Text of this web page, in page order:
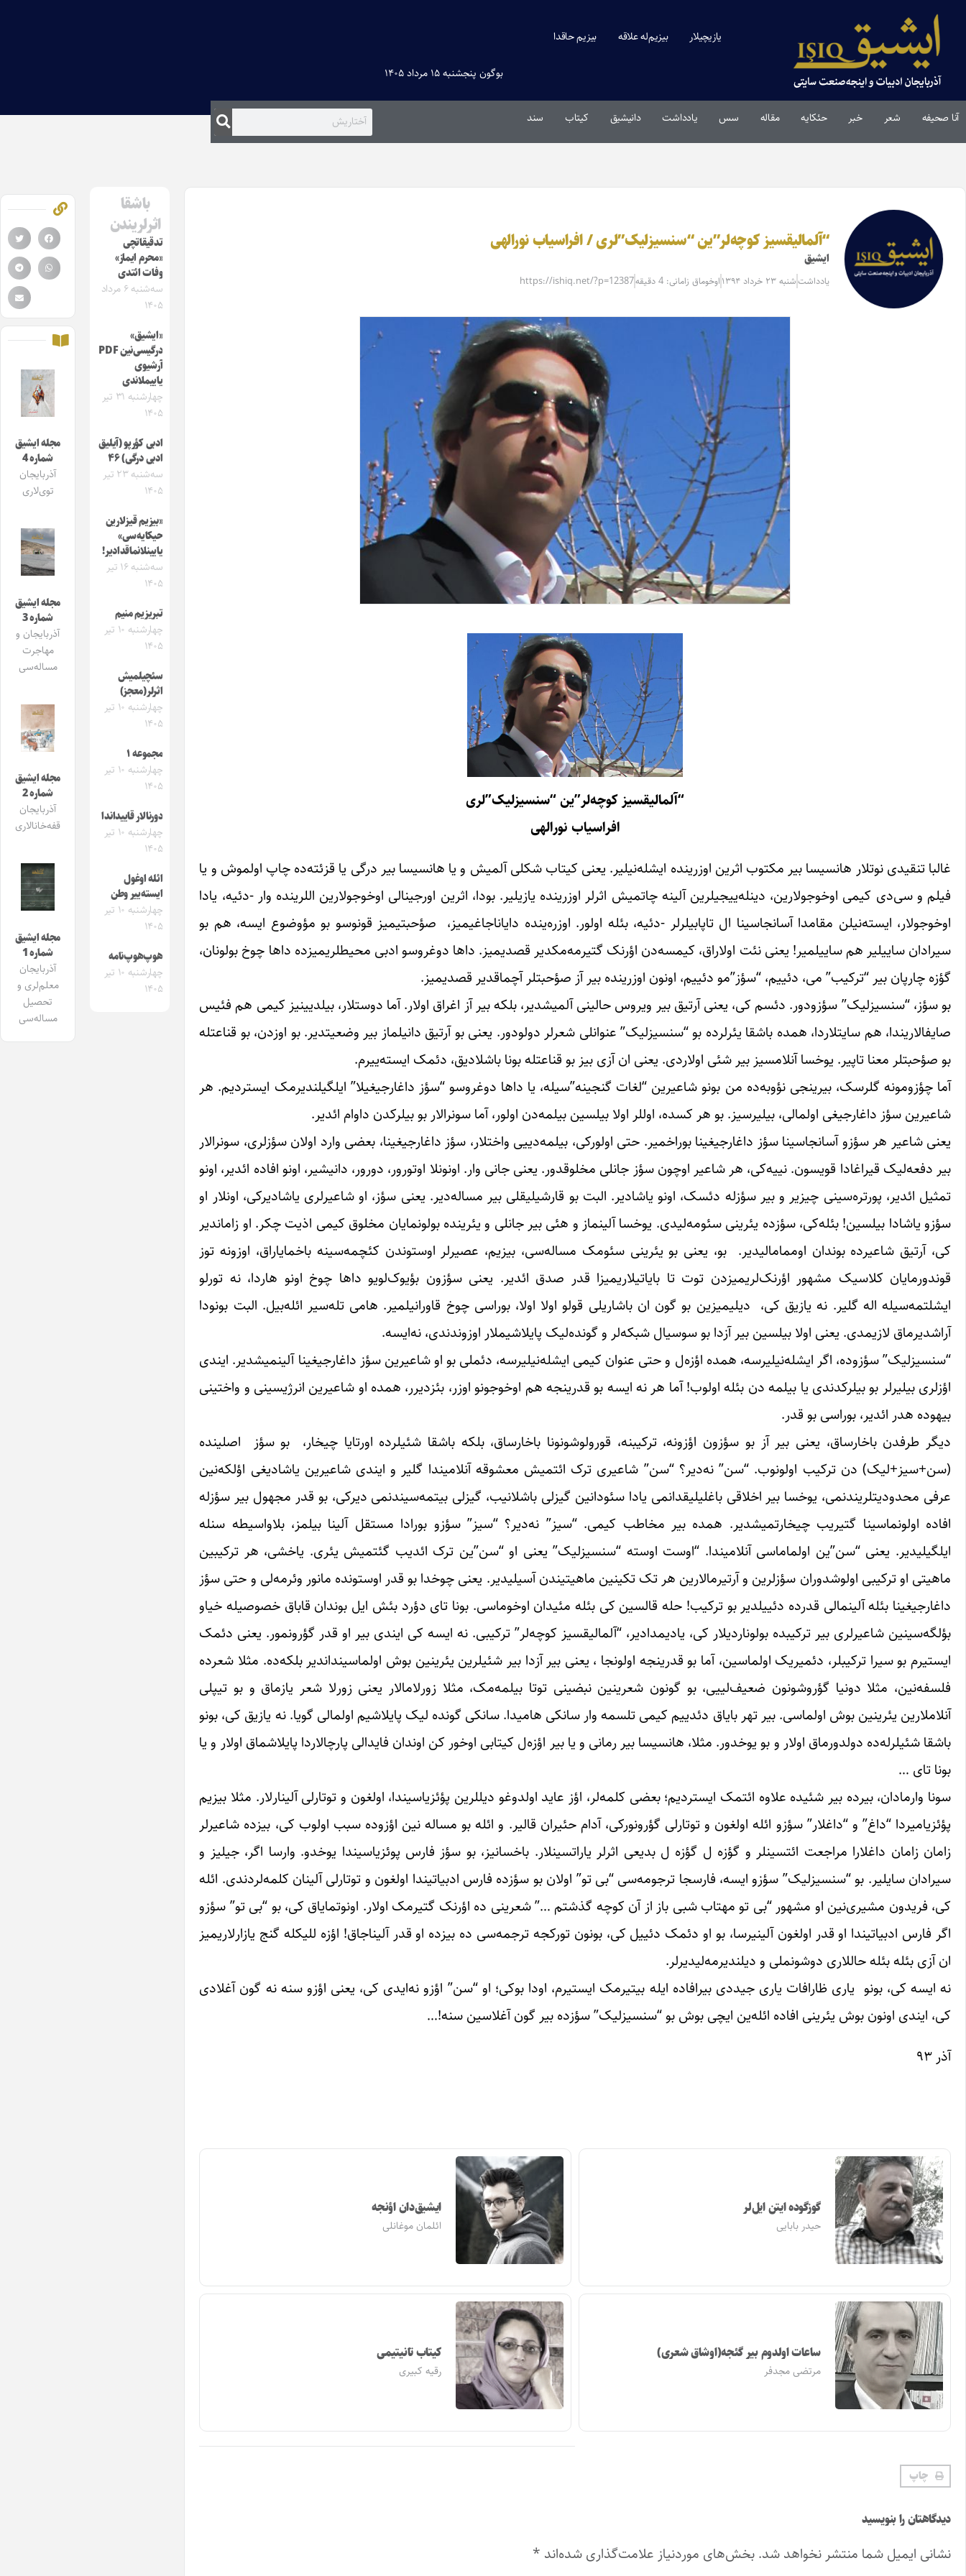
یازیچیلار بیزیم‌له علاقه بیزیم حاقدا
بوگون پنجشنبه ۱۵ مرداد ۱۴۰۵
آنا صحیفه شعر خبر حئکایه مقاله‌ سس یادداشت دانیشیق کیتاب سند
“آلمالیقسیز کوچه‌لر”ین “سنسیزلیک”لری / افراسیاب نورالهی
ایشیق
یادداشتشنبه ۲۳ خرداد ۱۳۹۴ اوخوماق زامانی: 4 دقیقه https://ishiq.net/?p=12387
“آلمالیقسیز کوچه‌لر”ین “سنسیزلیک”لری
افراسیاب نورالهی
غالبا تنقیدی نوتلار هانسیسا بیر مکتوب اثرین اوزرینده ایشله‌نیلیر. یعنی کیتاب شکلی آلمیش و یا هانسیسا بیر درگی یا قزئته‌ده چاپ اولموش و یا
فیلم و سی‌دی کیمی اوخوجولارین، دینله‌ییجیلرین آلینه چاتمیش اثرلر اوزرینده یازیلیر. بودا، اثرین اورجینالی اوخوجولارین اللرینده وار -دئیه، یادا
اوخوجولار، ایسته‌نیلن مقامدا آسانجاسینا ال تاپابیلرلر -دئیه، بئله اولور. اوزره‌ینده دایاناجاغیمیز، صؤحبتیمیز قونوسو بو مؤوضوع ایسه، هم بو
سیرادان ساییلیر هم ساییلمیر! یعنی نئت اولاراق، کیمسه‌دن اؤرنک گتیرمه‌مکدیر قصدیمیز. داها دوغروسو ادبی محیطلریمیزده داها چوخ بولونان،
گؤزه چارپان بیر “ترکیب” می، دئییم، “سؤز”مو دئییم، اونون اوزرینده بیر آز صؤحبتلر آچماقدیر قصدیمیز.
بو سؤز، “سنسیزلیک” سؤزودور. دئسم کی، یعنی آرتیق بیر ویروس حالینی آلمیشدیر، بلکه بیر آز اغراق اولار. آما دوستلار، بیلدیینیز کیمی هم فئیس
صایفالاریندا، هم سایتلاردا، همده باشقا یئرلرده بو “سنسیزلیک” عنوانلی شعرلر دولودور. یعنی بو آرتیق دانیلماز بیر وضعیتدیر. بو اوزدن، بو قناعتله
بو صؤحبتلر معنا تاپیر. یوخسا آنلامسیز بیر شئی اولاردی. یعنی ان آزی بیز بو قناعتله بونا باشلادیق، دئمک ایسته‌ییرم.
آما چؤزومونه گلرسک، بیرینجی نؤوبه‌ده من بونو شاعیرین “لغات گنجینه”‌سیله، یا داها دوغروسو “سؤز داغارجیغیلا” ایلگیلندیرمک ایستردیم. هر
شاعیرین سؤز داغارجیغی اولمالی، بیلیرسیز. بو هر کسده، اوللر اولا بیلسین بیلمه‌دن اولور، آما سونرالار بو بیلرکدن داوام ائدیر.
یعنی شاعیر هر سؤزو آسانجاسینا سؤز داغارجیغینا بوراخمیر. حتی اولورکی، بیلمه‌دییی واختلار، سؤز داغارجیغینا، بعضی وارد اولان سؤزلری، سونرالار
بیر دفعه‌لیک قیراغادا قویسون. نییه‌کی، هر شاعیر اوچون سؤز جانلی مخلوقدور. یعنی جانی وار. اونونلا اوتورور، دورور، دانیشیر، اونو افاده ائدیر، اونو
تمثیل ائدیر، پورتره‌سینی چیزیر و بیر سؤزله دئسک، اونو یاشادیر. البت بو قارشیلیقلی بیر مساله‌دیر. یعنی سؤز، او شاعیرلری یاشادیرکی، اونلار او
سؤزو یاشادا بیلسین! بئله‌کی، سؤزده یئرینی سئومه‌لیدی. یوخسا آلینماز و هئی بیر جانلی و یئرینده بولونمایان مخلوق کیمی اذیت چکر. او زاماندیر
کی، آرتیق شاعیرده بوندان اوممامالیدیر. بو، یعنی بو یئرینی سئومک مساله‌سی، بیزیم، عصیرلر اوستوندن کئچمه‌سینه باخمایاراق، اوزونه توز
قوندورمایان کلاسیک مشهور اؤرنک‌لریمیزدن توت تا بایاتیلاریمیزا قدر صدق ائدیر. یعنی سؤزون بؤیوک‌لویو داها چوخ اونو هاردا، نه تورلو
ایشلتمه‌سیله اله گلیر. نه یازیق کی، دیلیمیزین بو گون ان باشاریلی قولو اولا اولا، بوراسی چوخ قاورانیلمیر. هامی تله‌سیر ائله‌بیل. البت بونودا
آراشدیرماق لازیمدی. یعنی اولا بیلسین بیر آزدا بو سوسیال شبکه‌لر و گونده‌لیک پایلاشیملار اوزوندندی، نه‌ایسه.
“سنسیزلیک” سؤزوده، اگر ایشله‌نیلیرسه، همده اؤزه‌ل و حتی عنوان کیمی ایشله‌نیلیرسه، دئملی بو او شاعیرین سؤز داغارجیغینا آلینمیشدیر. ایندی
اؤزلری بیلیرلر بو بیلرکدندی یا بیلمه دن بئله اولوب! آما هر نه ایسه بو قدرینجه هم اوخوجونو اوزر، بئزدیرر، همده او شاعیرین انرژیسینی و واختینی
بیهوده هدر ائدیر، بوراسی بو قدر.
دیگر طرفدن باخارساق، یعنی بیر آز بو سؤزون اؤزونه، ترکیبنه، قورولوشونونا باخارساق، بلکه باشقا شئیلرده اورتایا چیخار، بو سؤز اصلینده
(سن+سیز+لیک) دن ترکیب اولونوب. “سن” نه‌دیر؟ “سن” شاعیری ترک ائتمیش معشوقه آنلامیندا گلیر و ایندی شاعیرین یاشادیغی اؤلکه‌نین
عرفی محدودیتلریندنمی، یوخسا بیر اخلاقی باغلیلیقدانمی یادا سئودانین گیزلی باشلانیب، گیزلی بیتمه‌سیندنمی دیرکی، بو قدر مجهول بیر سؤزله
افاده اولونماسینا گتیریب چیخارتمیشدیر. همده بیر مخاطب کیمی. “سیز” نه‌دیر؟ “سیز” سؤزو بورادا مستقل آلینا بیلمز، بلاواسیطه سنله
ایلگیلیدیر. یعنی “سن”ین اولماماسی آنلامیندا. “اوست اوسته “سنسیزلیک” یعنی او “سن”ین ترک ائدیب گئتمیش یئری. یاخشی، هر ترکیبین
ماهیتی او ترکیبی اولوشدوران سؤزلرین و آرتیرمالارین هر تک تکینین ماهیتیندن آسیلیدیر. یعنی چوخدا بو قدر اوستونده مانور وئرمه‌لی و حتی سؤز
داغارجیغینا بئله آلینمالی قدرده دئییلدیر بو ترکیب! حله قالسین کی بئله مئیدان اوخوماسی. بونا تای دؤرد بئش ایل بوندان قاباق خصوصیله خیاو
بؤلگه‌سینین شاعیرلری بیر ترکیبده بولوناردیلار کی، یادیمدادیر، “آلمالیقسیز کوچه‌لر” ترکیبی. نه ایسه کی ایندی بیر او قدر گؤرونمور. یعنی دئمک
ایستیرم بو سیرا ترکیبلر، دئمیریک اولماسین، آما بو قدرینجه اولونجا ، یعنی بیر آزدا بیر شئیلرین یئرینین بوش اولماسینداندیر بلکه‌ده. مثلا شعرده
فلسفه‌نین، مثلا دونیا گؤروشونون ضعیف‌لییی، بو گونون شعرینین نبضینی توتا بیلمه‌مک، مثلا زورلامالار یعنی زورلا شعر یازماق و بو تیپلی
آنلاملارین یئرینین بوش اولماسی. بیر تهر بایاق دئدییم کیمی تلسمه وار سانکی هامیدا. سانکی گونده لیک پایلاشیم اولمالی گویا. نه یازیق کی، بونو
باشقا شئیلرله‌‌ده دولدورماق اولار و بو یوخدور. مثلا، هانسیسا بیر رمانی و یا بیر اؤزه‌ل کیتابی اوخور کن اوندان فایدالی پارچالاردا پایلاشماق اولار و یا
بونا تای …
سونا وارمادان، بیرده بیر شئیده علاوه ائتمک ایستردیم؛ بعضی کلمه‌لر، اؤز عاید اولدوغو دیللرین پؤئزیاسیندا، اولغون و توتارلی آلینارلار. مثلا بیزیم
پؤئزیامیردا “داغ” و “داغلار” سؤزو ائله اولغون و توتارلی گؤرونورکی، آدام حئیران قالیر. و ائله بو مساله نین اؤزوده سبب اولوب کی، بیزده شاعیرلر
زامان زامان داغلارا مراجعت ائتسینلر و گؤزه ل گؤزه ل بدیعی اثرلر یاراتسینلار. باخسانیز، بو سؤز فارس پوئزیاسیندا یوخدو. وارسا اگر، جیلیز و
سیرادان سایلیر. بو “سنسیزلیک” سؤزو ایسه، فارسجا ترجومه‌سی “بی تو” اولان بو سؤزده فارس ادبیاتیندا اولغون و توتارلی آلینان کلمه‌لردندی. ائله
کی، فریدون مشیری‌نین او مشهور “بی تو مهتاب شبی باز از آن کوچه گذشتم …” شعرینی ده اؤرنک گتیرمک اولار. اونوتمایاق کی، بو “بی تو” سؤزو
اگر فارس ادبیاتیندا او قدر اولغون آلینیرسا، بو او دئمک دئییل کی، بونون تورکجه ترجمه‌سی ده بیزده او قدر آلیناجاق! اؤزه للیکله گنج یازارلاریمیز
ان آزی بئله بئله حاللاری دوشونملی و دیلندیرمه‌لیدیرلر.
نه ایسه کی، بونو یاری ظارافات یاری جیددی بیرافاده ایله بیتیرمک ایستیرم، اودا بوکی؛ او “سن” اؤزو نه‌ایدی کی، یعنی اؤزو سنه نه گون آغلادی
کی، ایندی اونون بوش یئرینی افاده ائله‌ین ایچی بوش بو “سنسیزلیک” سؤزده بیر گون آغلاسین سنه!…
آذر ۹۳
گوزگوده ایتن ایل‌لر
حیدر بابایی
ایشیق‌دان اؤنجه
ائلمان موغانلی
ساعات اولدوم بیر گئجه(اوشاق شعری)
مرتضی مجدفر
کیتاب تانیتیمی
رقیه کبیری
چاپ
دیدگاهتان را بنویسید
نشانی ایمیل شما منتشر نخواهد شد. بخش‌های موردنیاز علامت‌گذاری شده‌اند *
باشقا
اثرلریندن
تدقیقاتچی
«محرم ایماز»
وفات ائتدی
سه‌شنبه ۶ مرداد
۱۴۰۵
«ایشیق»
درگیسی‌نین PDF
آرشیوی
یاییملاندی
چهارشنبه ۳۱ تیر
۱۴۰۵
ادبی کؤرپو (آیلیق
ادبی درگی) ۴۶
سه‌شنبه ۲۳ تیر
۱۴۰۵
«بیزیم قیزلارین
حیکایه‌سی»
یایینلانماقدادیر!
سه‌شنبه ۱۶ تیر
۱۴۰۵
تبریزیم منیم
چهارشنبه ۱۰ تیر
۱۴۰۵
سئچیلمیش
اثرلر(معجز)
چهارشنبه ۱۰ تیر
۱۴۰۵
مجموعه ۱
چهارشنبه ۱۰ تیر
۱۴۰۵
دورنالار قاییداندا
چهارشنبه ۱۰ تیر
۱۴۰۵
ائله اوغول
ایسته‌ییر وطن
چهارشنبه ۱۰ تیر
۱۴۰۵
هوپ‌هوپ‌نامه
چهارشنبه ۱۰ تیر
۱۴۰۵
مجله ایشیق
شماره 4
آذربایجان
توی‌لاری
مجله ایشیق
شماره 3
آذربایجان و
مهاجرت
مساله‌سی
مجله ایشیق
شماره 2
آذربایجان
قفه‌خانالاری
مجله ایشیق
شماره 1
آذربایجان
معلم‌لری و
تحصیل
مساله‌سی